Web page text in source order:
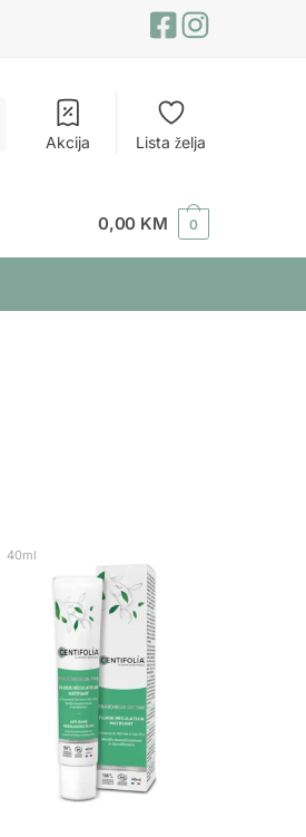
Akcija Lista želja
0,00 KM 0
40ml